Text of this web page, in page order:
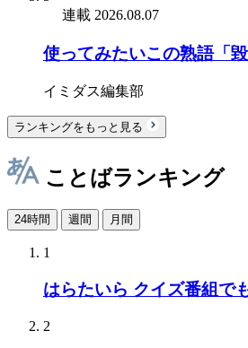
連載 2026.08.07
使ってみたいこの熟語「毀
イミダス編集部
ランキングをもっと見る
ことばランキング
24時間 週間 月間
1
はらたいら クイズ番組で
2